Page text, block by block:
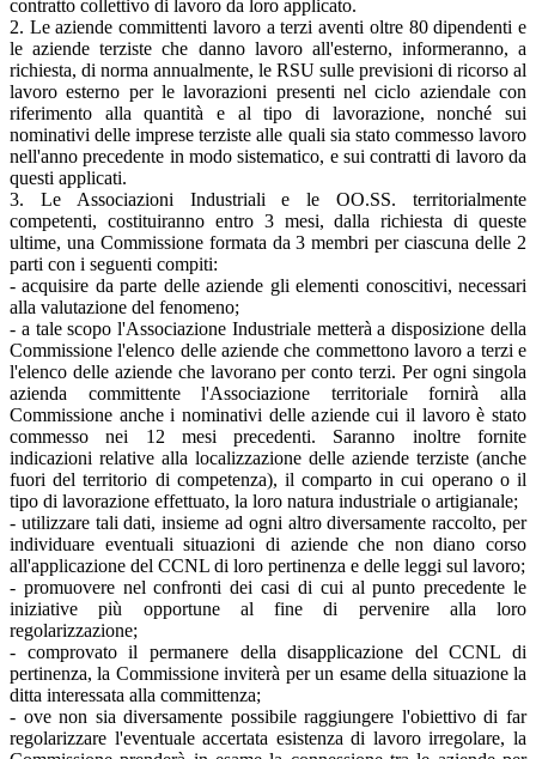
contratto collettivo di lavoro da loro applicato.
2. Le aziende committenti lavoro a terzi aventi oltre 80 dipendenti e
le aziende terziste che danno lavoro all'esterno, informeranno, a
richiesta, di norma annualmente, le RSU sulle previsioni di ricorso al
lavoro esterno per le lavorazioni presenti nel ciclo aziendale con
riferimento alla quantità e al tipo di lavorazione, nonché sui
nominativi delle imprese terziste alle quali sia stato commesso lavoro
nell'anno precedente in modo sistematico, e sui contratti di lavoro da
questi applicati.
3. Le Associazioni Industriali e le OO.SS. territorialmente
competenti, costituiranno entro 3 mesi, dalla richiesta di queste
ultime, una Commissione formata da 3 membri per ciascuna delle 2
parti con i seguenti compiti:
- acquisire da parte delle aziende gli elementi conoscitivi, necessari
alla valutazione del fenomeno;
- a tale scopo l'Associazione Industriale metterà a disposizione della
Commissione l'elenco delle aziende che commettono lavoro a terzi e
l'elenco delle aziende che lavorano per conto terzi. Per ogni singola
azienda committente l'Associazione territoriale fornirà alla
Commissione anche i nominativi delle aziende cui il lavoro è stato
commesso nei 12 mesi precedenti. Saranno inoltre fornite
indicazioni relative alla localizzazione delle aziende terziste (anche
fuori del territorio di competenza), il comparto in cui operano o il
tipo di lavorazione effettuato, la loro natura industriale o artigianale;
- utilizzare tali dati, insieme ad ogni altro diversamente raccolto, per
individuare eventuali situazioni di aziende che non diano corso
all'applicazione del CCNL di loro pertinenza e delle leggi sul lavoro;
- promuovere nel confronti dei casi di cui al punto precedente le
iniziative più opportune al fine di pervenire alla loro
regolarizzazione;
- comprovato il permanere della disapplicazione del CCNL di
pertinenza, la Commissione inviterà per un esame della situazione la
ditta interessata alla committenza;
- ove non sia diversamente possibile raggiungere l'obiettivo di far
regolarizzare l'eventuale accertata esistenza di lavoro irregolare, la